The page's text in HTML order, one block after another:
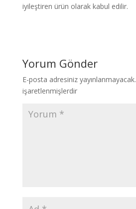
iyileştiren ürün olarak kabul edilir.
Yorum Gönder
E-posta adresiniz yayınlanmayacak.
işaretlenmişlerdir